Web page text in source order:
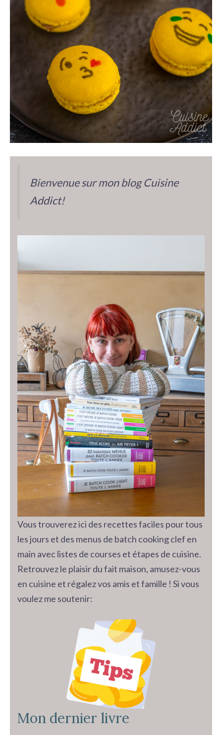
Bienvenue sur mon blog Cuisine
Addict!
Vous trouverez ici des recettes faciles pour tous
les jours et des menus de batch cooking clef en
main avec listes de courses et étapes de cuisine.
Retrouvez le plaisir du fait maison, amusez-vous
en cuisine et régalez vos amis et famille ! Si vous
voulez me soutenir:
Mon dernier livre